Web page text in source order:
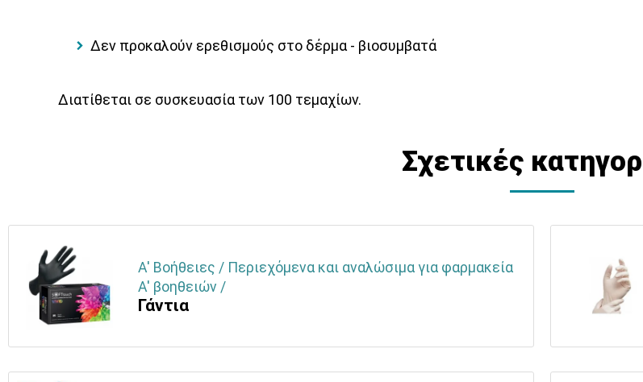
Δεν προκαλούν ερεθισμούς στο δέρμα - βιοσυμβατά
Διατίθεται σε συσκευασία των 100 τεμαχίων.
Σχετικές
Α' Βοήθειες / Περιεχόμενα και αναλώσιμα για φαρμακεία
Α' βοηθειών /
Γάντια